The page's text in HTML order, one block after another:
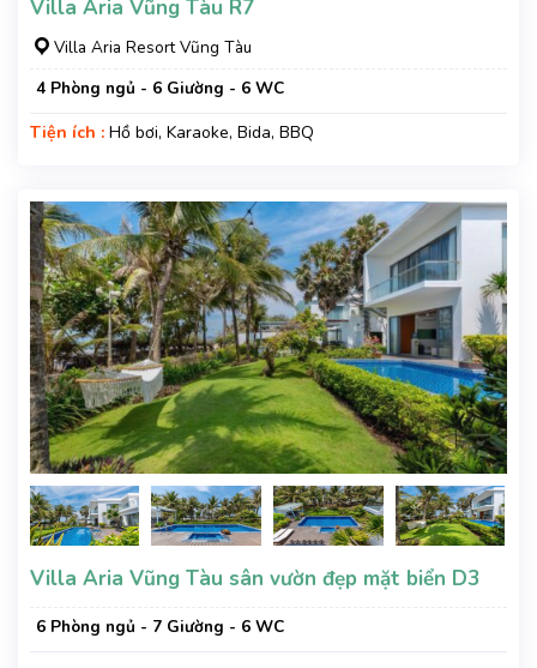
Villa Aria Vũng Tàu R7
Villa Aria Resort Vũng Tàu
4 Phòng ngủ - 6 Giường - 6 WC
Tiện ích : Hồ bơi, Karaoke, Bida, BBQ
Villa Aria Vũng Tàu sân vườn đẹp mặt biển D3
6 Phòng ngủ - 7 Giường - 6 WC